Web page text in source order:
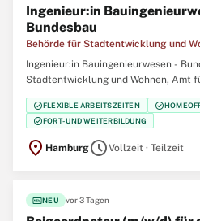
Ingenieur:in
Bundesbau
Behörde für Stadtentwicklung und
Ingenieur:in Bauingenieurwesen -
Stadtentwicklung und Wohnen, Amt
Bundesbauabteilung Job-ID:
schnellstmöglich Art der
Bezahlung: EGr. 12 TV-L BesGr. A12
check_circleFLEXIBLE ARBEITSZEITEN check_circle
check_circleFORT- UND WEITERBILDUNG
location_on HamburgscheduleVollzeit · Teilzeit
fiber_newNEU vor 3 Tagen